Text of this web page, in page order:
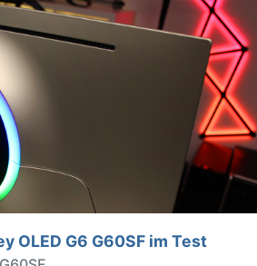
OLED G6 G60SF im Test